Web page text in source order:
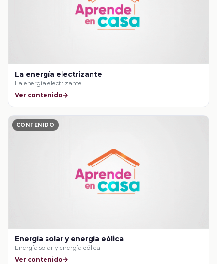
La energía electrizante
La energía electrizante
Ver contenido
CONTENIDO
Energía solar y energía eólica
Energía solar y energía eólica
Ver contenido